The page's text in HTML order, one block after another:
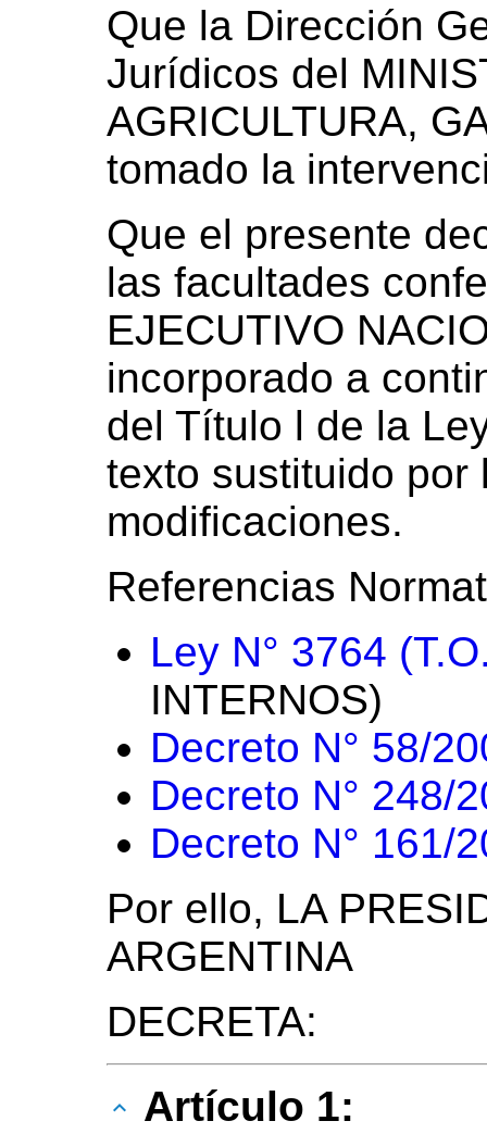
Que la Dirección
Jurídicos del
AGRICULTURA,
tomado la
Que el presente
las facultades
EJECUTIVO
incorporado a
del Título l de la
texto sustituido por
modificaciones.
Referencias
Ley N° 3764
INTERNOS)
Decreto N° 58/
Decreto N° 248/
Decreto N° 161/
Por ello, LA
ARGENTINA
DECRETA:
Artículo 1: